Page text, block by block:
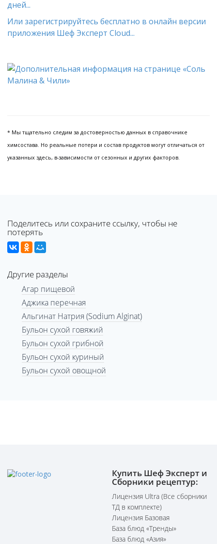
дней...
Или зарегистрируйтесь бесплатно в онлайн версии
приложения Шеф Эксперт Cloud...
* Мы тщательно следим за достоверностью данных в справочнике
химсостава. Но реальные потери и состав продуктов могут отличаться от
указанных здесь, в-зависимости от сезонных и других факторов.
Поделитесь или сохраните ссылку, чтобы не
потерять
Другие разделы
Агар пищевой
Аджика перечная
Альгинат Натрия (Sodium Alginat)
Бульон сухой говяжий
Бульон сухой грибной
Бульон сухой куриный
Бульон сухой овощной
Купить Шеф Эксперт и
Сборники рецептур:
Лицензия Ultra (Все сборники
ТД в комплекте)
Лицензия Базовая
База блюд «Тренды»
База блюд «Азия»